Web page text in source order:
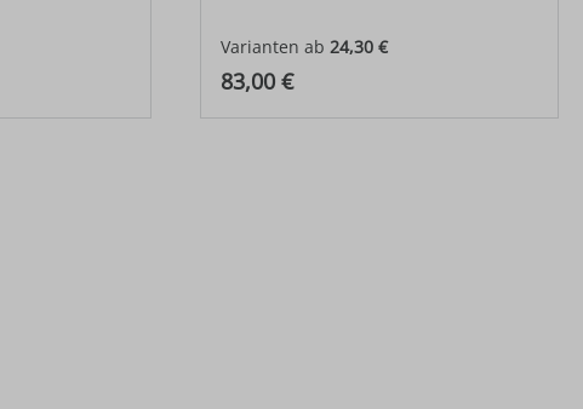
Varianten ab 24,30 €
Regulärer Preis:
83,00 €